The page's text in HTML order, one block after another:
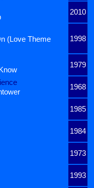
2010
1998
(Love Theme
1979
1968
1985
1984
1973
1993